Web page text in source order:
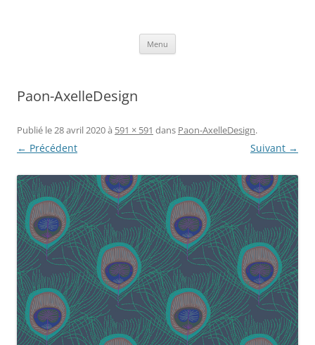
Menu
Paon-AxelleDesign
Publié le28 avril 2020à 591 × 591 dans Paon-AxelleDesign.
← Précédent Suivant →